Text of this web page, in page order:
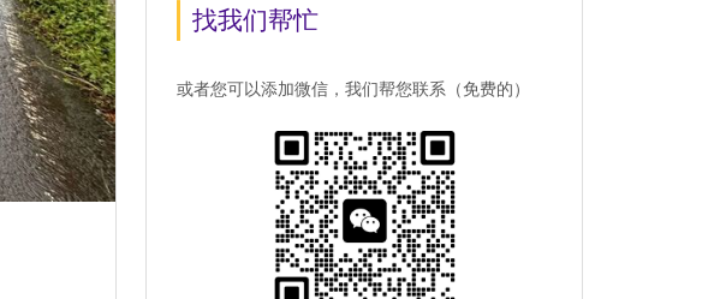
找我们帮忙
或者您可以添加微信，我们帮您联系（免费的）